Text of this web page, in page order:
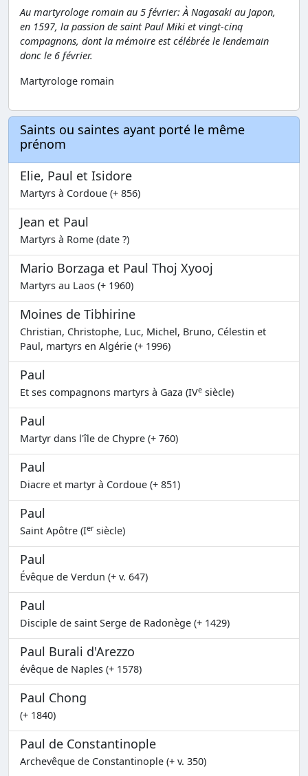
Au martyrologe romain au 5 février: À Nagasaki au Japon,
en 1597, la passion de saint Paul Miki et vingt-cinq
compagnons, dont la mémoire est célébrée le lendemain
donc le 6 février.
Martyrologe romain
Saints ou saintes ayant porté le même
prénom
Elie, Paul et Isidore
Martyrs à Cordoue (+ 856)
Jean et Paul
Martyrs à Rome (date ?)
Mario Borzaga et Paul Thoj Xyooj
Martyrs au Laos (+ 1960)
Moines de Tibhirine
Christian, Christophe, Luc, Michel, Bruno, Célestin et
Paul, martyrs en Algérie (+ 1996)
Paul
Et ses compagnons martyrs à Gaza (IVe siècle)
Paul
Martyr dans l'île de Chypre (+ 760)
Paul
Diacre et martyr à Cordoue (+ 851)
Paul
Saint Apôtre (Iersiècle)
Paul
Évêque de Verdun (+ v. 647)
Paul
Disciple de saint Serge de Radonège (+ 1429)
Paul Burali d'Arezzo
évêque de Naples (+ 1578)
Paul Chong
(+ 1840)
Paul de Constantinople
Archevêque de Constantinople (+ v. 350)